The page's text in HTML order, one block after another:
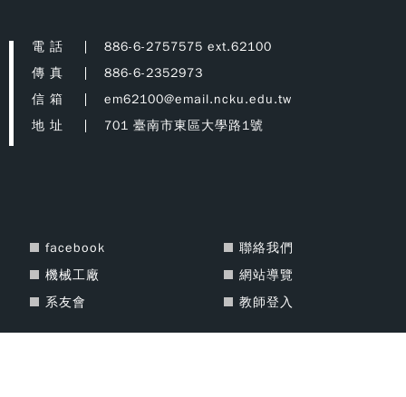
電 話
886-6-2757575 ext.62100
傳 真
886-6-2352973
信 箱
em62100@email.ncku.edu.tw
地 址
701 臺南市東區大學路1號
facebook
機械工廠
系友會
聯絡我們
網站導覽
教師登入